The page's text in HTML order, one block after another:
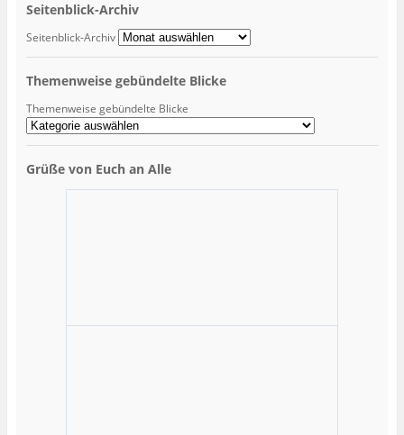
Seitenblick-Archiv
Seitenblick-Archiv
Themenweise gebündelte Blicke
Themenweise gebündelte Blicke
Grüße von Euch an Alle